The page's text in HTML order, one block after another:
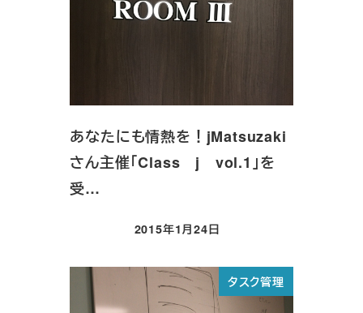
あなたにも情熱を！jMatsuzaki
さん主催「Class j vol.1」を
受…
投稿日
2015年1月24日
タスク管理